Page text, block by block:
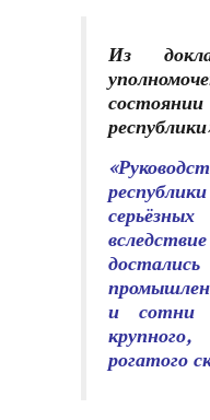
Из
состоянии
республики
и сотни
рогатого